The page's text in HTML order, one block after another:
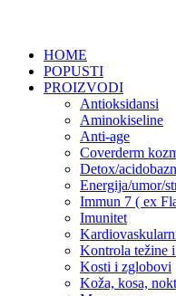
HOME
POPUSTI
PROIZVODI
Antioksidansi
Aminokiseline
Anti-age
Coverderm
Detox/
Energija/umor/
Immun 7 ( ex
Imunitet
Kontrola težine
Kosti i zglobovi
Koža, kosa,